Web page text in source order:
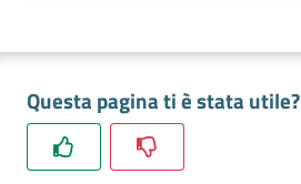
Camera
Questa pagina ti è stata utile?